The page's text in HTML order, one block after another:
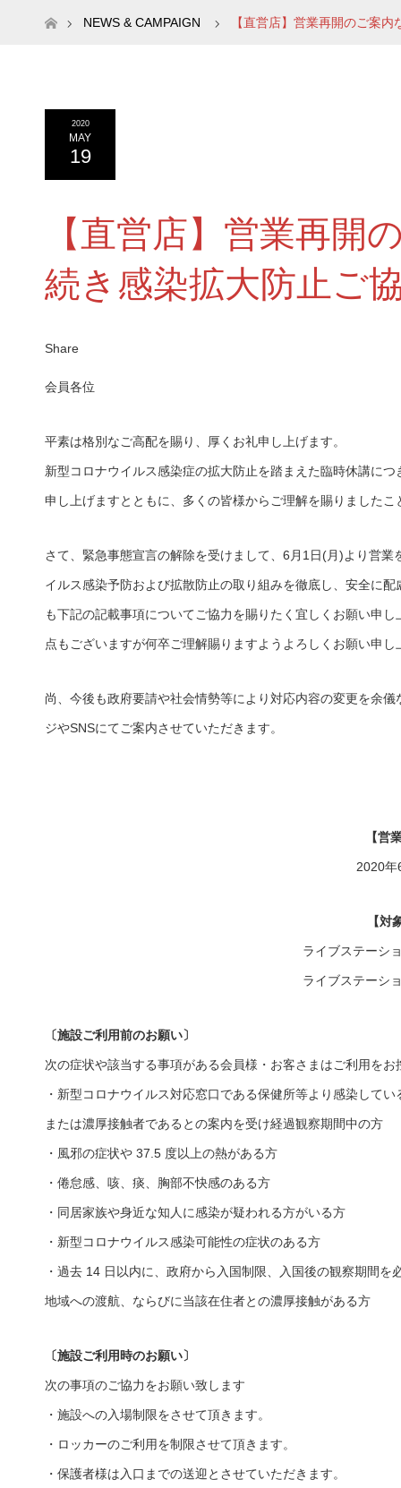
ホームNEWS & CAMPAIGN 【直営店】営業再開のご案
2020
MAY
19
【直営店】営業再開
続き感染拡大防止ご
Share
会員各位
平素は格別なご高配を賜り、厚くお礼申し上げます。
新型コロナウイルス感染症の拡大防止を踏まえた臨時休講に
申し上げますとともに、多くの皆様からご理解を賜りました
さて、緊急事態宣言の解除を受けまして、6月1日(月)より営
イルス感染予防および拡散防止の取り組みを徹底し、安全に
も下記の記載事項についてご協力を賜りたく宜しくお願い申
点もございますが何卒ご理解賜りますようよろしくお願い申し
尚、今後も政府要請や社会情勢等により対応内容の変更を余
ジやSNSにてご案内させていただきます。
【営
2020年
【対
ライブステーシ
ライブステーシ
〔施設ご利用前のお願い〕
次の症状や該当する事項がある会員様・お客さまはご利用をお
・新型コロナウイルス対応窓口である保健所等より感染してい
または濃厚接触者であるとの案内を受け経過観察期間中の方
・風邪の症状や 37.5 度以上の熱がある方
・倦怠感、咳、痰、胸部不快感のある方
・同居家族や身近な知人に感染が疑われる方がいる方
・新型コロナウイルス感染可能性の症状のある方
・過去 14 日以内に、政府から入国制限、入国後の観察期間を
地域への渡航、ならびに当該在住者との濃厚接触がある方
〔施設ご利用時のお願い〕
次の事項のご協力をお願い致します
・施設への入場制限をさせて頂きます。
・ロッカーのご利用を制限させて頂きます。
・保護者様は入口までの送迎とさせていただきます。